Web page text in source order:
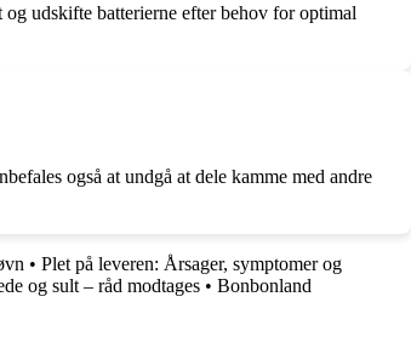
udskifte batterierne efter behov for optimal
også at undgå at dele kamme med andre
• Plet på leveren: Årsager, symptomer og
og sult – råd modtages • Bonbonland